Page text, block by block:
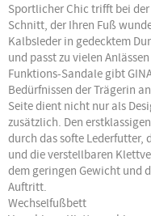
Sportlicher Chic trifft bei
Schnitt, der Ihren Fuß
Kalbsleder in gedecktem
und passt zu vielen
Funktions-Sandale gibt
Bedürfnissen der Trägerin
Seite dient nicht nur als
zusätzlich. Den
durch das softe Lederfutter,
und die verstellbaren
dem geringen Gewicht und
Auftritt.
Wechselfußbett